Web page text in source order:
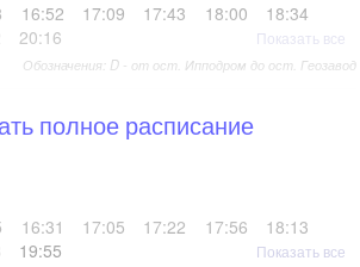
16:52 17:09 17:43 18:00
18:34
20:16 Показать все
Обозначения: D - от ост. Ипподром до ост. Геозавод
полное расписание
16:31 17:05 17:22 17:56
18:13
19:55 Показать все